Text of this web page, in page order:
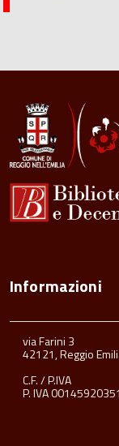
Informazioni
via Farini 3
42121, Reggio
C.F. / P.IVA
P. IVA 00145920351